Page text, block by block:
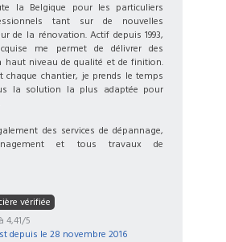
la Belgique pour les particuliers
tant sur de nouvelles
de la rénovation. Actif depuis 1993,
me permet de délivrer des
haut niveau de qualité et de finition.
chaque chantier, je prends le temps
la solution la plus adaptée pour
des services de dépannage,
et tous travaux de
vérifiée
4,41/5
depuis le 28 novembre 2016